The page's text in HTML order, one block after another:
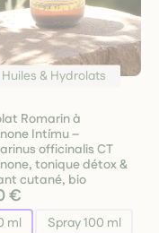
Huiles & Hydrolats
Romarin à
Intímu –
officinalis CT
tonique détox &
cutané, bio
€
ml
Spray 100 ml